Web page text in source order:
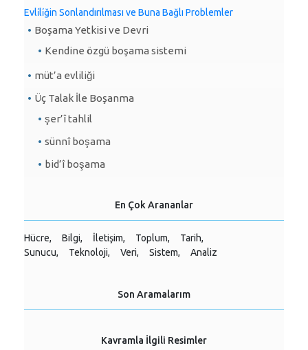
Evli̇li̇ğin Sonlandırılması ve Buna Bağlı Problemler
Boşama Yetkisi ve Devri
Kendine özgü boşama sistemi
müt’a evliliği
Üç Talak İle Boşanma
şer’î tahlil
sünnî boşama
bid’î boşama
En Çok Arananlar
Hücre, Bilgi, İletişim, Toplum,
Tarih,
Sunucu,
Teknoloji, Veri, Sistem, Analiz
Son Aramalarım
Kavramla İlgili Resimler